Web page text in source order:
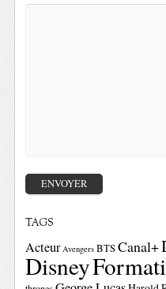
TAGS
Acteur Avengers BTSCanal+
Disney